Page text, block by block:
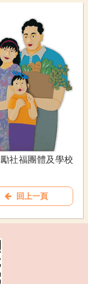
社福團體及學校
回上一頁